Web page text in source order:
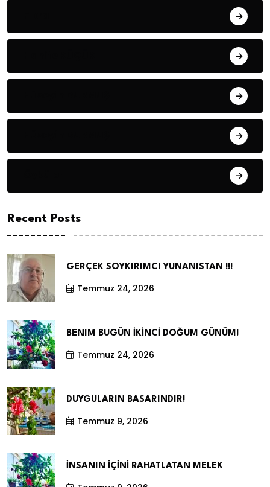
Recent Posts
GERÇEK SOYKIRIMCI YUNANISTAN !!!
Temmuz 24, 2026
BENIM BUGÜN İKİNCİ DOĞUM GÜNÜM!
Temmuz 24, 2026
DUYGULARIN BASARINDIR!
Temmuz 9, 2026
İNSANIN İÇİNİ RAHATLATAN MELEK